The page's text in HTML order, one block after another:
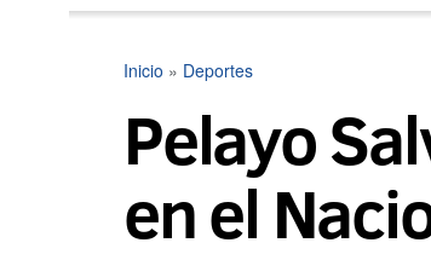
Inicio » Deportes
Pelayo
en el